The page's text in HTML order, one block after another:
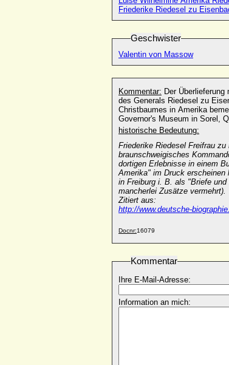
Friederike Riedesel zu
Geschwister
Valentin von Massow
Kommentar: Der
des Generals Riedesel zu
Christbaumes in Amerika
Governor's Museum in Sorel,
historische Bedeutung:
Friederike Riedesel Freifrau
braunschweigisches
dortigen Erlebnisse in einem
Amerika" im Druck
in Freiburg i. B. als "Briefe
mancherlei Zusätze vermehrt).
Zitiert aus:
http://www.deutsche-
Docnr:16079
Kommentar
Ihre E-Mail-Adresse:
Information an mich: